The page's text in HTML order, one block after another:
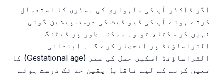
اگر ڈاکٹر آپ کی ماہواری کی ہسٹری کا استعمال
کرتے ہوئے آپ کی ڈیو ڈیٹ کی درست پیشین گوئی
نہیں کر سکتا، تو وہ ممکنہ طور پر ڈیٹنگ
الٹراساؤنڈ پر انحصار کرے گا۔ ابتدائی
الٹراساؤنڈ اسکین حمل کی عمر (Gestational age) کا
تعین کرنے کے لیے ناقابل یقین حد تک درست ہوتے